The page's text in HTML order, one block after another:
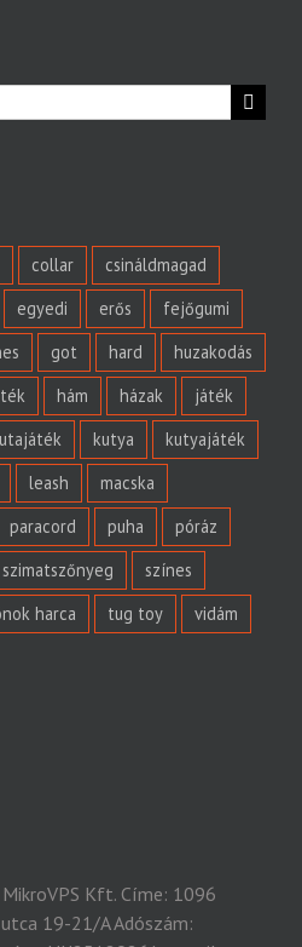
collar
csináldmagad
egyedi erős
fejőgumi
got hard
huzakodás
hám házak
játék
kutya
kutyajáték
leash
macska
paracord puha
póráz
szimatszőnyeg
színes
harca tug toy
vidám
Kft. Címe: 1096
19-21/A Adószám: